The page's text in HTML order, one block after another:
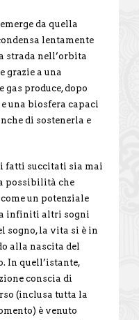
da quella
lentamente
strada nell’orbita
grazie a una
gas produce, dopo
una biosfera capaci
di sostenerla e
fatti succitati sia mai
possibilità che
un potenziale
infiniti altri sogni
sogno, la vita si è in
alla nascita del
In quell’istante,
conscia di
(inclusa tutta la
è venuto